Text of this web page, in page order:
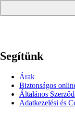
Segítünk
Árak
Biztonságos
Általános
Adatkezelési és